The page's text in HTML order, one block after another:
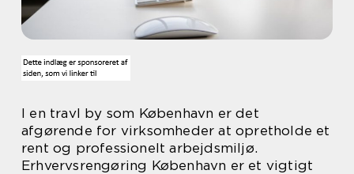
I en travl by som København er det
afgørende for virksomheder at opretholde et
rent og professionelt arbejdsmiljø.
Erhvervsrengøring København er et vigtigt